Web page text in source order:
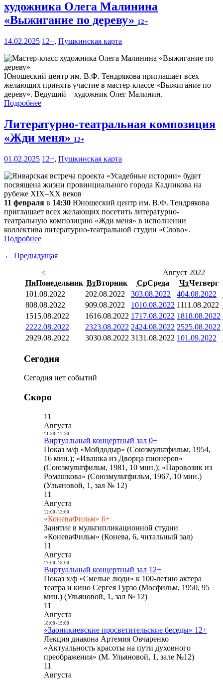
художника Олега Малинина
«Выжигание по дереву» 12+
14.02.2025 12+, Пушкинская карта
Юношеский центр им. В.Ф. Тендрякова приглашает всех
желающих принять участие в мастер-классе «Выжигание по
дереву». Ведущий – художник Олег Малинин.
Подробнее
Литературно-театральная композиция
«Жди меня» 12+
01.02.2025 12+, Пушкинская карта
11 февраля в 14:30 Юношеский центр им. В.Ф. Тендрякова
приглашает всех желающих посетить литературно-
театральную композицию «Жди меня» в исполнении
коллектива литературно-театральной студии «Слово».
Подробнее
← Предыдущая
<
Август 2022
ПнПонедельник ВтВторник СрСреда ЧтЧетверг
101.08.2022 202.08.2022 303.08.2022 404.08.2022
808.08.2022 909.08.2022 1010.08.2022 1111.08.2022
1515.08.2022 1616.08.2022 1717.08.2022 1818.08.2022
2222.08.2022 2323.08.2022 2424.08.2022 2525.08.2022
2929.08.2022 3030.08.2022 3131.08.2022 101.09.2022
Сегодня
Сегодня нет событий
Скоро
11
Августа
11:30- 12:30
Виртуальный концертный зал 0+
Показ м/ф «Мойдодыр» (Союзмультфильм, 1954,
16 мин.); «Ивашка из Дворца пионеров»
(Союзмультфильм, 1981, 10 мин.); «Паровозик из
Ромашкова» (Союзмультфильм, 1967, 10 мин.)
(Ульяновой, 1, зал № 12)
11
Августа
12:00- 13:00
«КоневаФильм» 6+
Занятие в мультипликационной студии
«КоневаФильм» (Конева, 6, читальный зал)
11
Августа
17:00- 18:00
Виртуальный концертный зал 12+
Показ х/ф «Смелые люди» к 100-летию актера
театра и кино Сергея Гурзо (Мосфильм, 1950, 95
мин.) (Ульяновой, 1, зал № 12)
11
Августа
18:00- 19:00
«Заоникиевские просветительские беседы» 12+
Лекция диакона Артемия Овчаренко
«Актуальность красоты на пути духовного
преображения» (М. Ульяновой, 1, зале №12)
11
Августа